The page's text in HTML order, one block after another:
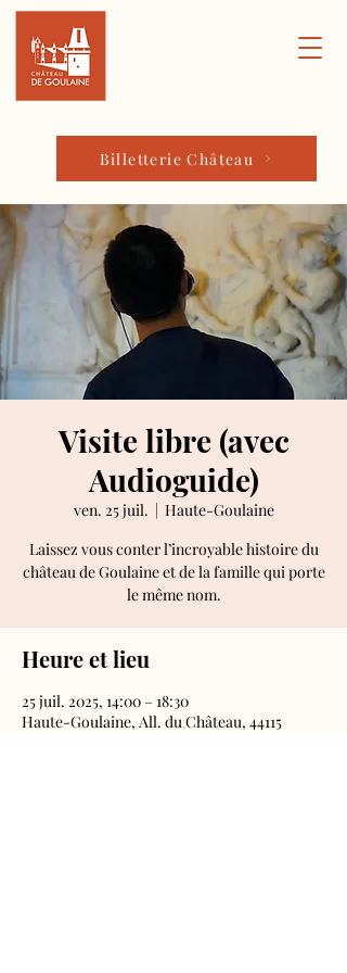
Billetterie Château
Visite libre (avec
Audioguide)
ven. 25 juil.
  |
Haute-Goulaine
Laissez vous conter l’incroyable histoire du
château de Goulaine et de la famille qui porte
le même nom.
Heure et lieu
25 juil. 2025, 14:00 – 18:30
Haute-Goulaine, All. du Château, 44115